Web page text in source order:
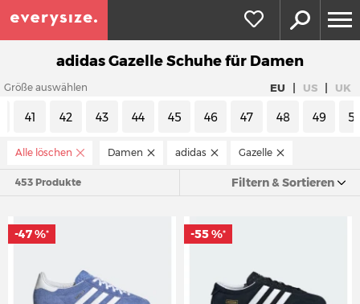
adidas Gazelle Schuhe für Damen
Größe auswählen EU | US | UK
41 42 43 44 45 46 47 48 49
Alle löschen Damen adidas Gazelle
453 Produkte Filtern & Sortieren
-47 %* -55 %*